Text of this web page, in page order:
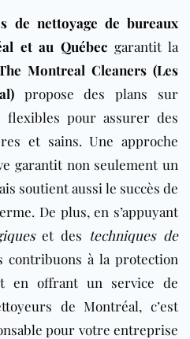
de nettoyage de bureaux
et au Québec garantit la
Montreal Cleaners (Les
propose des plans sur
pour assurer des
et sains. Une approche
garantit non seulement un
soutient aussi le succès de
De plus, en s’appuyant
et des techniques de
contribuons à la protection
en offrant un service de
de Montréal, c’est
pour votre entreprise